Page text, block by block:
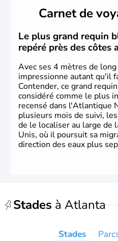
Carnet de
Le plus grand requin
repéré près des côtes
Avec ses 4 mètres de
impressionne autant qu'il
Contender, ce grand
considéré comme le plus
recensé dans l'Atlantique
plusieurs mois de suivi,
de le localiser au large de
Unis, où il poursuit sa
direction des eaux plus
Stades à Atlanta
Stades